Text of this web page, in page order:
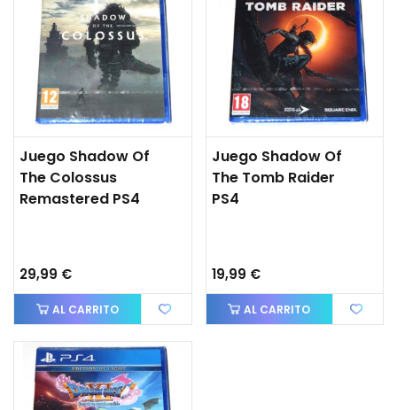
Juego Shadow Of
The Colossus
Remastered PS4
29,99 €
AL CARRITO
Juego Shadow Of
The Tomb Raider
PS4
19,99 €
AL CARRITO